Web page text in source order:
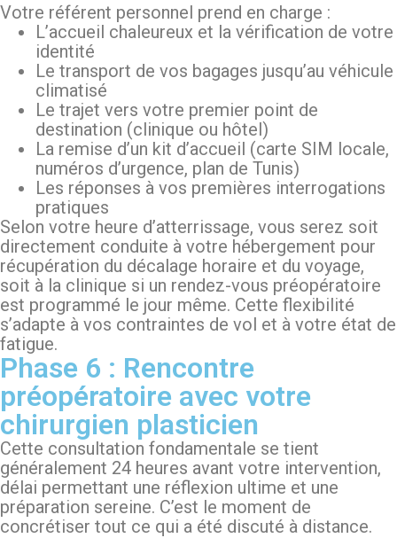
Votre référent personnel prend en charge :
L’accueil chaleureux et la vérification de votre
identité
Le transport de vos bagages jusqu’au véhicule
climatisé
Le trajet vers votre premier point de
destination (clinique ou hôtel)
La remise d’un kit d’accueil (carte SIM locale,
numéros d’urgence, plan de Tunis)
Les réponses à vos premières interrogations
pratiques
Selon votre heure d’atterrissage, vous serez soit
directement conduite à votre hébergement pour
récupération du décalage horaire et du voyage,
soit à la clinique si un rendez-vous préopératoire
est programmé le jour même. Cette flexibilité
s’adapte à vos contraintes de vol et à votre état de
fatigue.
Phase 6 : Rencontre
préopératoire avec votre
chirurgien plasticien
Cette consultation fondamentale se tient
généralement 24 heures avant votre intervention,
délai permettant une réflexion ultime et une
préparation sereine. C’est le moment de
concrétiser tout ce qui a été discuté à distance.